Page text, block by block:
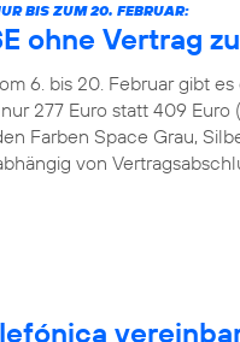
BIS ZUM 20. FEBRUAR:
ohne Vertrag
6. bis 20. Februar gibt
277 Euro statt 409
Farben Space Grau,
von